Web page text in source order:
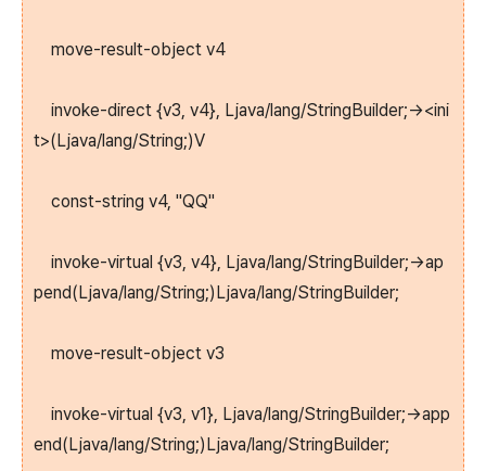
move-result-object v4
invoke-direct {v3, v4}, Ljava/lang/StringBuilder;-><ini
t>(Ljava/lang/String;)V
const-string v4, "QQ"
invoke-virtual {v3, v4}, Ljava/lang/StringBuilder;->ap
pend(Ljava/lang/String;)Ljava/lang/StringBuilder;
move-result-object v3
invoke-virtual {v3, v1}, Ljava/lang/StringBuilder;->app
end(Ljava/lang/String;)Ljava/lang/StringBuilder;